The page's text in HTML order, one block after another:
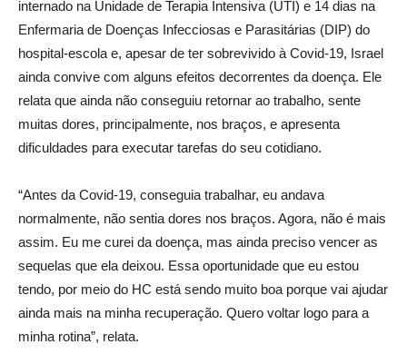
internado na Unidade de Terapia Intensiva (UTI) e 14 dias na
Enfermaria de Doenças Infecciosas e Parasitárias (DIP) do
hospital-escola e, apesar de ter sobrevivido à Covid-19, Israel
ainda convive com alguns efeitos decorrentes da doença. Ele
relata que ainda não conseguiu retornar ao trabalho, sente
muitas dores, principalmente, nos braços, e apresenta
dificuldades para executar tarefas do seu cotidiano.
“Antes da Covid-19, conseguia trabalhar, eu andava
normalmente, não sentia dores nos braços. Agora, não é mais
assim. Eu me curei da doença, mas ainda preciso vencer as
sequelas que ela deixou. Essa oportunidade que eu estou
tendo, por meio do HC está sendo muito boa porque vai ajudar
ainda mais na minha recuperação. Quero voltar logo para a
minha rotina”, relata.